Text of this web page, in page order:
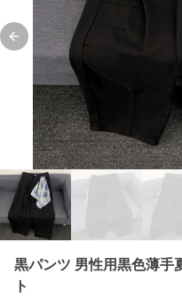
Previous slide
黒パンツ 男性用黒色薄手
ト